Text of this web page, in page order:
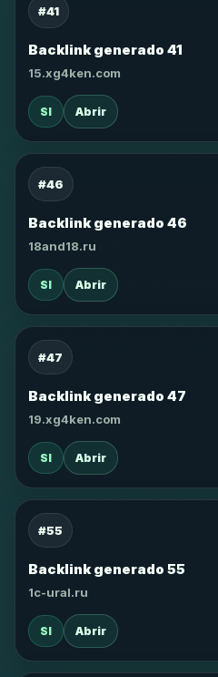
#41
Backlink generado 41
15.xg4ken.com
SI Abrir
#46
Backlink generado 46
18and18.ru
SI Abrir
#47
Backlink generado 47
19.xg4ken.com
SI Abrir
#55
Backlink generado 55
1c-ural.ru
SI Abrir